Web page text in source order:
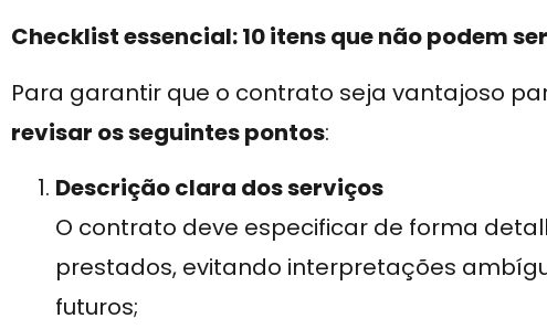
Checklist essencial: 10 itens que não podem
Para garantir que o contrato seja vantajoso
revisar os seguintes pontos:
Descrição clara dos serviços
O contrato deve especificar de forma
prestados, evitando interpretações
futuros;